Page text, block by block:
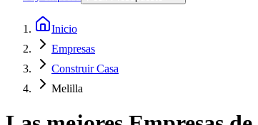
Inicio
Empresas
Construir Casa
Melilla